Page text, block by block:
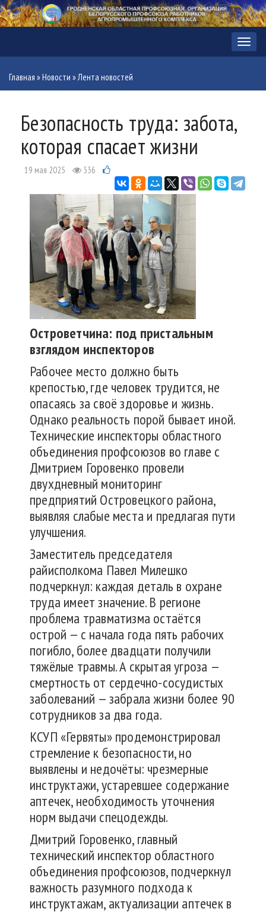
Меню
Главная »Новости »Лента новостей
Безопасность труда: забота,
которая спасает жизни
19 мая 2025 336
Островетчина: под пристальным
взглядом инспекторов
Рабочее место должно быть
крепостью, где человек трудится, не
опасаясь за своё здоровье и жизнь.
Однако реальность порой бывает иной.
Технические инспекторы областного
объединения профсоюзов во главе с
Дмитрием Горовенко провели
двухдневный мониторинг
предприятий Островецкого района,
выявляя слабые места и предлагая пути
улучшения.
Заместитель председателя
райисполкома Павел Милешко
подчеркнул: каждая деталь в охране
труда имеет значение. В регионе
проблема травматизма остаётся
острой — с начала года пять рабочих
погибло, более двадцати получили
тяжёлые травмы. А скрытая угроза —
смертность от сердечно-сосудистых
заболеваний — забрала жизни более 90
сотрудников за два года.
КСУП «Гервяты» продемонстрировал
стремление к безопасности, но
выявлены и недочёты: чрезмерные
инструктажи, устаревшее содержание
аптечек, необходимость уточнения
норм выдачи спецодежды.
Дмитрий Горовенко, главный
технический инспектор областного
объединения профсоюзов, подчеркнул
важность разумного подхода к
инструктажам, актуализации аптечек в